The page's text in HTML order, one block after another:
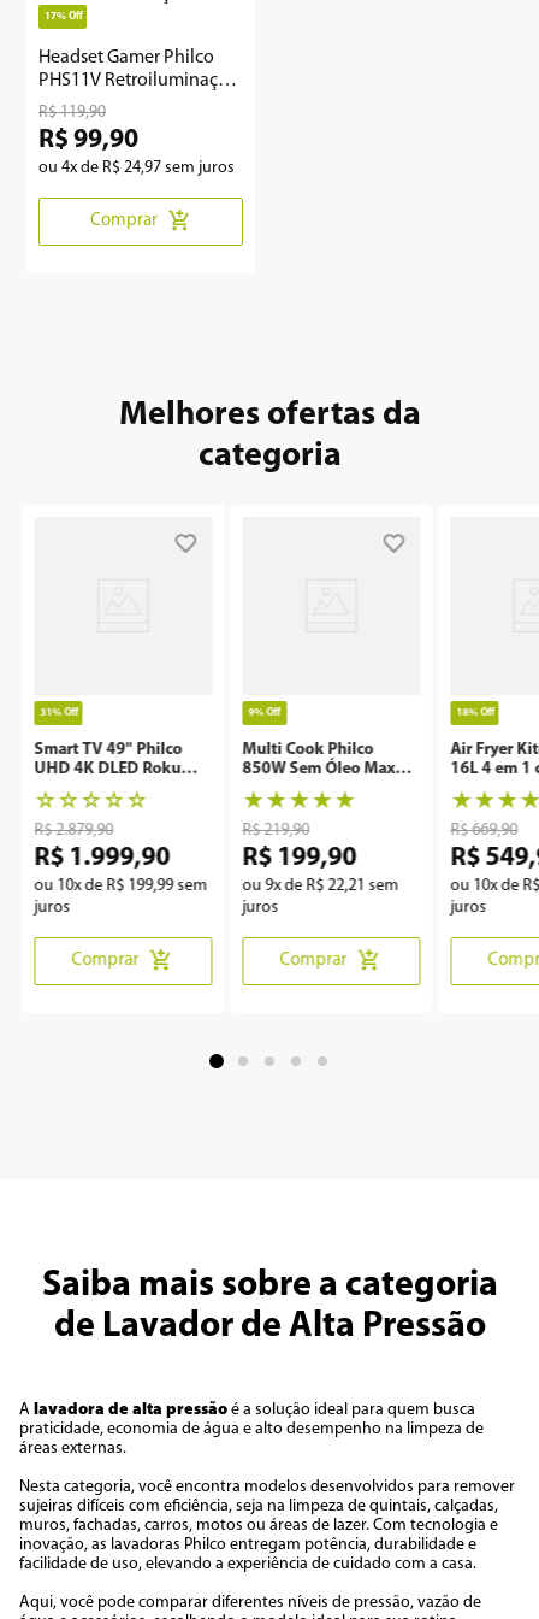
17% Off
Headset Gamer Philco
PHS11V Retroiluminação
LED
R$ 119,90
R$ 99,90
ou 4x de R$ 24,97 sem juros
Comprar
Melhores ofertas da
categoria
31% Off
Smart TV 49" Philco
UHD 4K DLED Roku
P49CRA
☆☆☆☆☆
R$ 2.879,90
R$ 1.999,90
ou 10x de R$ 199,99sem
juros
Comprar
9% Off
Multi Cook Philco
850W Sem Óleo Maxx
Clean
★★★★★
R$ 219,90
R$ 199,90
ou9x de R$ 22,21 sem
juros
Comprar
18% Off
Air Fryer
16L 4 em 1
Rotisserie
★★★
R$ 669,90
R$ 549,
ou 10x de
juros
Saiba mais sobre a categoria
de Lavador de Alta Pressão
A lavadora de alta pressão é a solução ideal para quem busca
praticidade, economia de água e alto desempenho na limpeza de
áreas externas.
Nesta categoria, você encontra modelos desenvolvidos para remover
sujeiras difíceis com eficiência, seja na limpeza de quintais, calçadas,
muros, fachadas, carros, motos ou áreas de lazer. Com tecnologia e
inovação, as lavadoras Philco entregam potência, durabilidade e
facilidade de uso, elevando a experiência de cuidado com a casa.
Aqui, você pode comparar diferentes níveis de pressão, vazão de
12000
inverter